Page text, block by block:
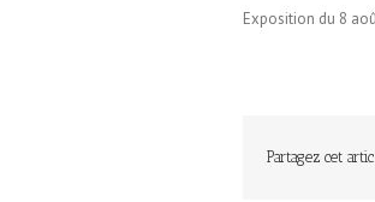
Exposition du 8
Partagez cet